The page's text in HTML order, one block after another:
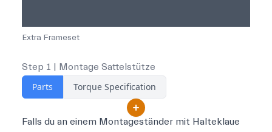
Extra Frameset
Step 1 | Montage Sattelstütze
Parts Torque Specification
Falls du an einem Montageständer mit Halteklaue